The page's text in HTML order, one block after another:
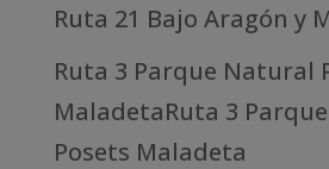
Ruta 21 Bajo Aragón y
Ruta 3 Parque Natural
MaladetaRuta 3
Posets Maladeta